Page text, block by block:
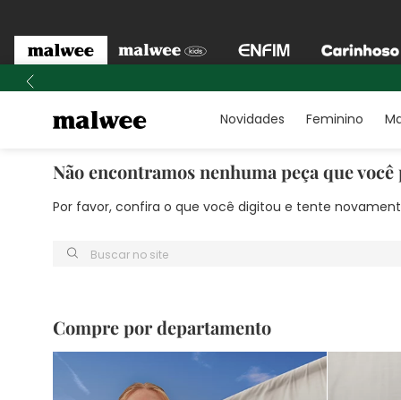
Novidades Feminino
Não encontramos nenhuma peça que
Por favor, confira o que você digitou e tente
Buscar no site
Compre por departamento